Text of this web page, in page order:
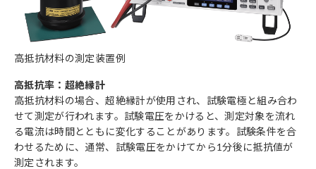
高抵抗率：超絶縁計
高抵抗材料の場合、超絶縁計が使用され、試験電極と組み合わ
せて測定が行われます。試験電圧をかけると、測定対象を流れ
る電流は時間とともに変化することがあります。試験条件を合
わせるために、通常、試験電圧をかけてから1分後に抵抗値が
測定されます。
高抵抗材料の測定装置例